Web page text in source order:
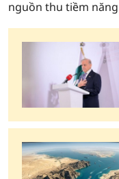
nguồn thu tiềm